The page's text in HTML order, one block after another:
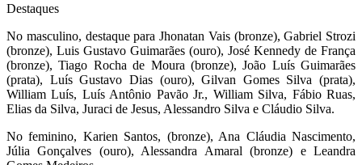
Destaques
No masculino, destaque para Jhonatan Vais (bronze), Gabriel Strozi
(bronze), Luis Gustavo Guimarães (ouro), José Kennedy de França
(bronze), Tiago Rocha de Moura (bronze), João Luís Guimarães
(prata), Luís Gustavo Dias (ouro), Gilvan Gomes Silva (prata),
William Luís, Luís Antônio Pavão Jr., William Silva, Fábio Ruas,
Elias da Silva, Juraci de Jesus, Alessandro Silva e Cláudio Silva.
No feminino, Karien Santos, (bronze), Ana Cláudia Nascimento,
Júlia Gonçalves (ouro), Alessandra Amaral (bronze) e Leandra